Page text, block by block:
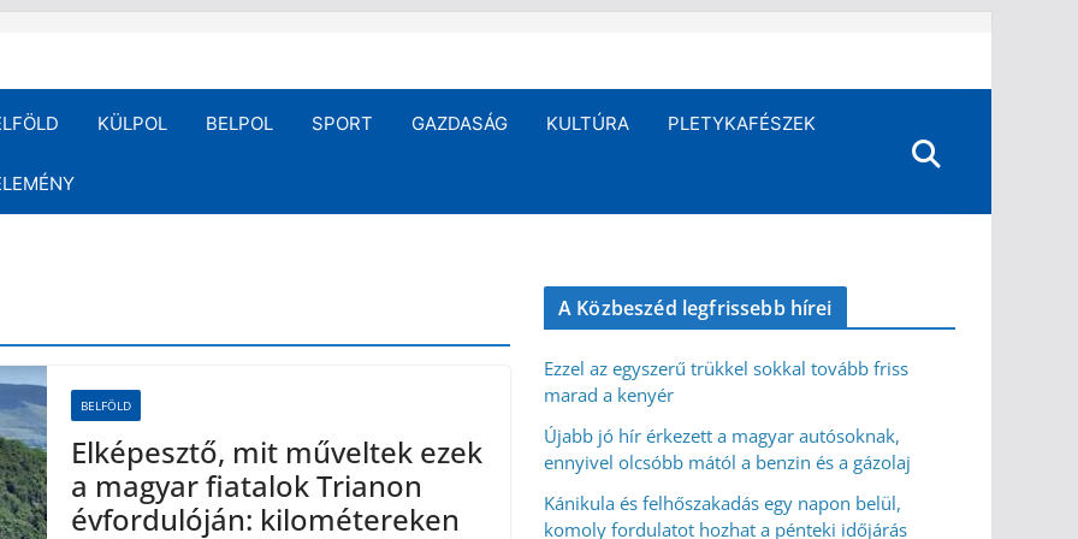
KÜLPOL BELPOL SPORT GAZDASÁG KULTÚRA PLETYKAFÉSZEK
BELFÖLD
Elképesztő, mit műveltek ezek
a magyar fiatalok Trianon
évfordulóján: kilométereken
A Közbeszéd legfrissebb hírei
Ezzel az egyszerű trükkel sokkal tovább friss
marad a kenyér
Újabb jó hír érkezett a magyar autósoknak,
ennyivel olcsóbb mától a benzin és a gázolaj
Kánikula és felhőszakadás egy napon belül,
komoly fordulatot hozhat a pénteki időjárás